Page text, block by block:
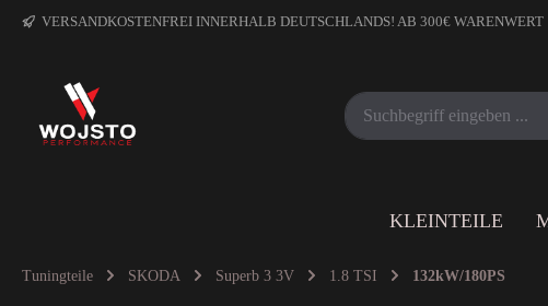
VERSANDKOSTENFREI INNERHALB DEUTSCHLANDS! AB 300€ WARENWERT
KLEINTEILE
Tuningteile SKODA Superb 3 3V 1.8 TSI 132kW/180PS